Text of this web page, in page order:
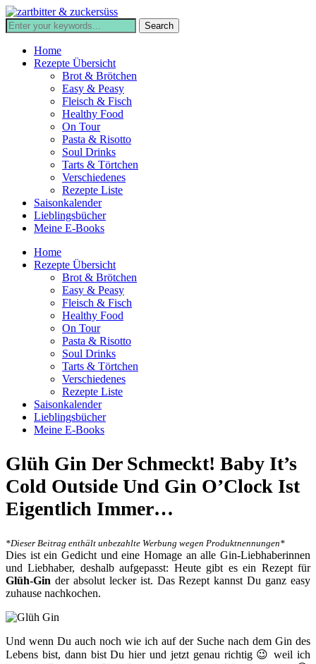
Home
Rezepte Übersicht
Brot & Brötchen
Easy & Peasy
Fleisch & Fisch
Healthy Food
On Tour
Pasta & Risotto
Soul Drinks
Tarts & Törtchen
Verschiedenes
Rezepte Liste
Saisonkalender
Lieblingsbücher
Meine E-Books
Home
Rezepte Übersicht
Brot & Brötchen
Easy & Peasy
Fleisch & Fisch
Healthy Food
On Tour
Pasta & Risotto
Soul Drinks
Tarts & Törtchen
Verschiedenes
Rezepte Liste
Saisonkalender
Lieblingsbücher
Meine E-Books
Glüh Gin Der Schmeckt! Baby It’s
Cold Outside Und Gin O’Clock Ist
Eigentlich Immer…
*Dieser Beitrag enthält unbezahlte Werbung wegen Produktnennungen*
Dies ist ein Gedicht und eine Homage an alle Gin-Liebhaberinnen
und Liebhaber, deshalb aufgepasst: Heute gibt es ein Rezept für
Glüh-Gin der absolut lecker ist. Das Rezept kannst Du ganz easy
zuhause nachkochen.
Und wenn Du auch noch wie ich auf der Suche nach dem Gin des
Lebens bist, dann bist Du hier und jetzt genau richtig 😉 weil ich